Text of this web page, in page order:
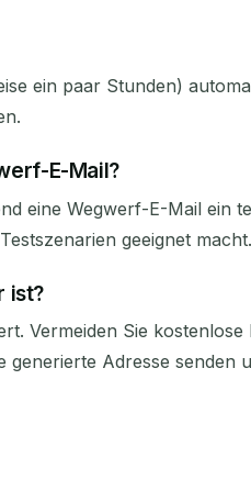
ein paar Stunden)
E-Mail?
eine Wegwerf-E-Mail ein
geeignet macht.
ist?
Vermeiden Sie
Adresse senden